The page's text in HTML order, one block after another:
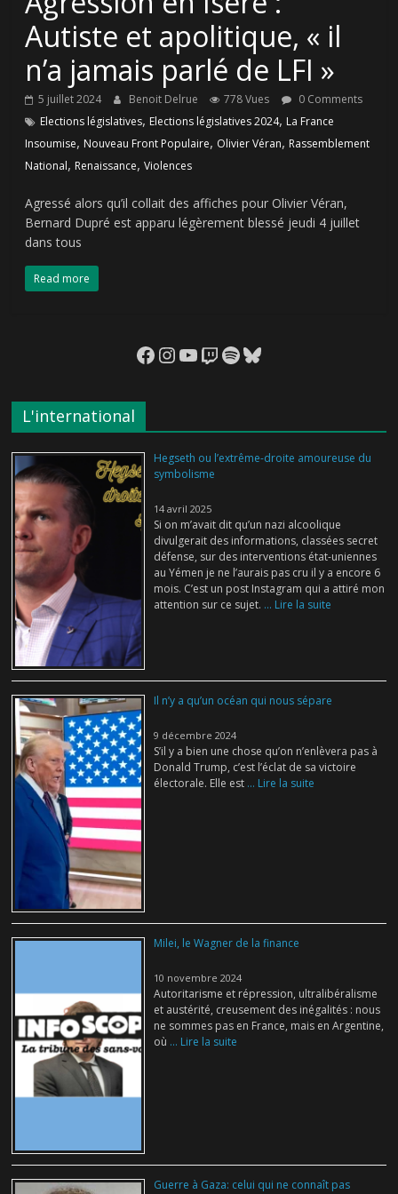
Autiste et apolitique, « il
n’a jamais parlé de LFI »
5 juillet 2024 Benoit Delrue 778 Vues
0 Comments
Elections législatives, Elections législatives 2024, La France
Insoumise, Nouveau Front Populaire, Olivier Véran, Rassemblement
National, Renaissance,Violences
Agressé alors qu’il collait des affiches pour Olivier Véran,
Bernard Dupré est apparu légèrement blessé jeudi 4 juillet
dans tous
Read more
Facebook
Instagram
YouTube
Twitch
Spotify
Bluesky
L'international
Hegseth ou l’extrême-droite amoureuse du
symbolisme
14 avril 2025
Si on m’avait dit qu’un nazi alcoolique
divulgerait des informations, classées secret
défense, sur des interventions état-uniennes
au Yémen je ne l’aurais pas cru il y a encore 6
mois. C’est un post Instagram qui a attiré mon
attention sur ce sujet. ... Lire la suite
Il n’y a qu’un océan qui nous sépare
9 décembre 2024
S’il y a bien une chose qu’on n’enlèvera pas à
Donald Trump, c’est l’éclat de sa victoire
électorale. Elle est ... Lire la suite
Milei, le Wagner de la finance
10 novembre 2024
Autoritarisme et répression, ultralibéralisme
et austérité, creusement des inégalités : nous
ne sommes pas en France, mais en Argentine,
où ... Lire la suite
Guerre à Gaza: celui qui ne connaît pas